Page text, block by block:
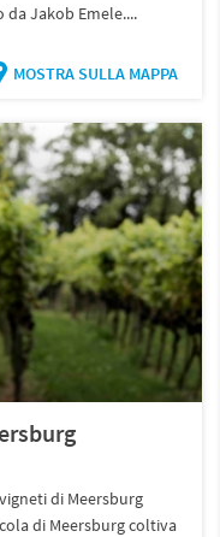
Jakob Emele....
MOSTRA SULLA MAPPA
di Meersburg
di Meersburg coltiva